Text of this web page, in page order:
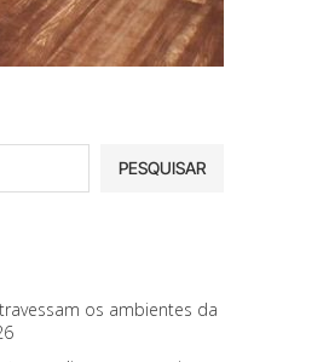
PESQUISAR
os ambientes da